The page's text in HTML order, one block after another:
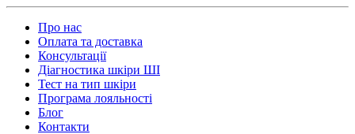
Про нас
Оплата та доставка
Консультації
Діагностика шкіри ШІ
Тест на тип шкіри
Програма лояльності
Блог
Контакти